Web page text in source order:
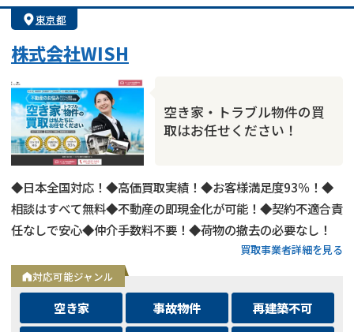
業者案件歓迎
士業連携有り
東京都
株式会社WISH
空き家・トラブル物件の買
取はお任せください！
◆日本全国対応！◆高価買取実績！◆お客様満足度93％！◆
相談はすべて無料◆不動産の即現金化が可能！◆契約不適合責
任なしで安心◆仲介手数料不要！◆荷物の撤去の必要なし！
買取事業者詳細を見る
対応可能ジャンル
空き家 事故物件
再建築不可